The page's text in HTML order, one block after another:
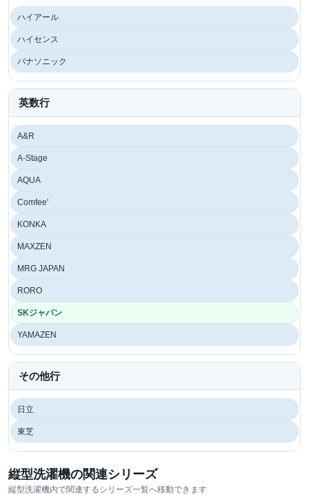
ハイアール
ハイセンス
パナソニック
英数行
A&R
A-Stage
AQUA
Comfee'
KONKA
MAXZEN
MRG JAPAN
RORO
SKジャパン
YAMAZEN
その他行
日立
東芝
縦型洗濯機の関連シリーズ
縦型洗濯機内で関連するシリーズ一覧へ移動できます